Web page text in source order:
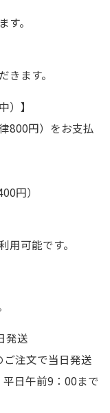
。
ます。
】
800円）をお支払
円）
用可能です。
発送
ご注文で当日発送
日午前9：00まで